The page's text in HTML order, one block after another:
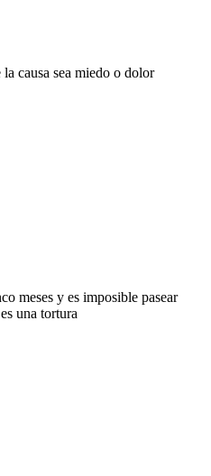
causa sea miedo o dolor
meses y es imposible pasear
una tortura